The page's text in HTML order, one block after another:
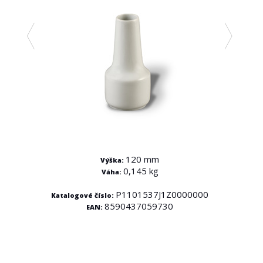
Výška: 120 mm
Váha: 0,145 kg
Katalogové číslo: P1101537J1Z0000000
EAN:8590437059730